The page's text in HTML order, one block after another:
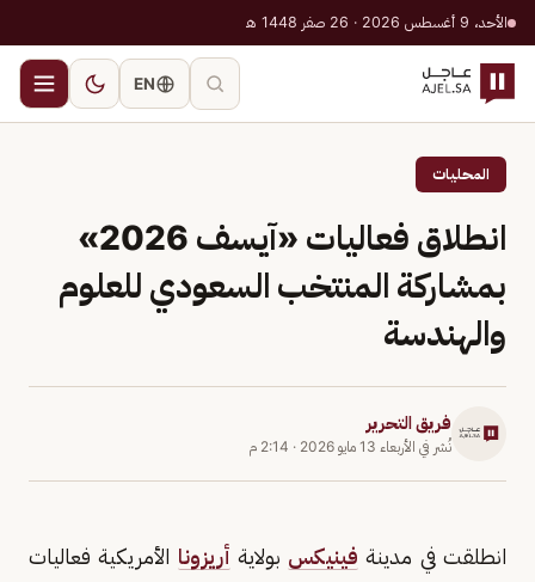
الأحد، 9 أغسطس 2026 · 26 صفر 1448 هـ
EN
المحليات
انطلاق فعاليات «آيسف 2026»
بمشاركة المنتخب السعودي للعلوم
والهندسة
فريق التحرير
نُشر في الأربعاء 13 مايو 2026 · 2:14 م
انطلقت في مدينة فينيكس بولاية أريزونا الأمريكية فعاليات